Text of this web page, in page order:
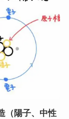
（陽子、中性